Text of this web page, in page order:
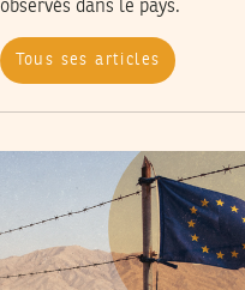
observés dans le pays.
Tous ses articles